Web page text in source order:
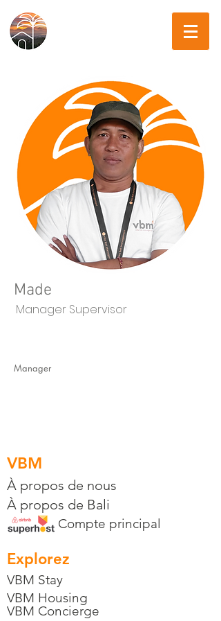
Made
Manager Supervisor
Manager
VBM
À propos de nous
À propos de Bali
Compte principal
Explorez
VBM Stay
VBM Housing
VBM Concierge